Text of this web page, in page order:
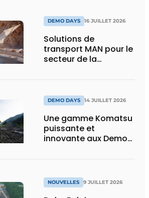
DEMO DAYS 16 JUILLET 2026
Solutions de
transport MAN pour le
secteur de la
DEMO DAYS 14 JUILLET 2026
Une gamme Komatsu
puissante et
innovante aux Demo
NOUVELLES 9 JUILLET 2026